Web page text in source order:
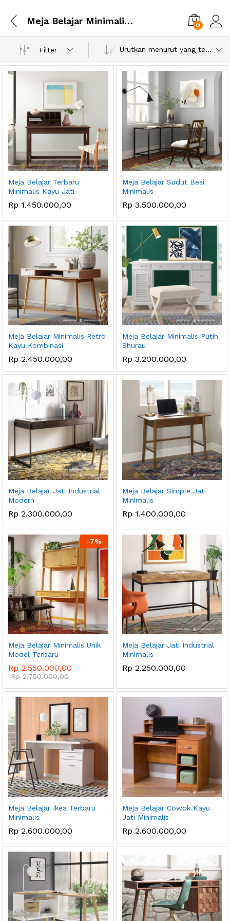
Meja Belajar Minimalis Putih 0
Filter Urutkan menurut yang terbaru
Meja Belajar Terbaru
Minimalis Kayu Jati
Rp 1.450.000,00
Meja Belajar Sudut Besi
Minimalis
Rp 3.500.000,00
Meja Belajar Minimalis Retro
Kayu Kombinasi
Rp 2.450.000,00
Meja Belajar Minimalis Putih
Shurau
Rp 3.200.000,00
Meja Belajar Jati Industrial
Modern
Rp 2.300.000,00
Meja Belajar Simple Jati
Minimalis
Rp 1.400.000,00
-7%
Meja Belajar Minimalis Unik
Model Terbaru
Rp 2.550.000,00
Rp2.750.000,00
Meja Belajar Jati Industrial
Minimalis
Rp 2.250.000,00
Meja Belajar Ikea Terbaru
Minimalis
Rp 2.600.000,00
Meja Belajar Cowok Kayu
Jati Minimalis
Rp 2.600.000,00